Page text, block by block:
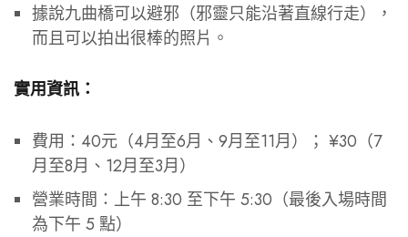
據說九曲橋可以避邪（邪靈只能沿著直線行走），
而且可以拍出很棒的照片。
實用資訊：
費用：40元（4月至6月、9月至11月）； ¥30（7
月至8月、12月至3月）
營業時間：上午 8:30 至下午 5:30（最後入場時間
為下午 5 點）